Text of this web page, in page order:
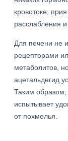
кровотоке,
расслабления
Для печени не
рецепторами
метаболитов,
ацетальдегид
Таким образом,
испытывает
от похмелья.